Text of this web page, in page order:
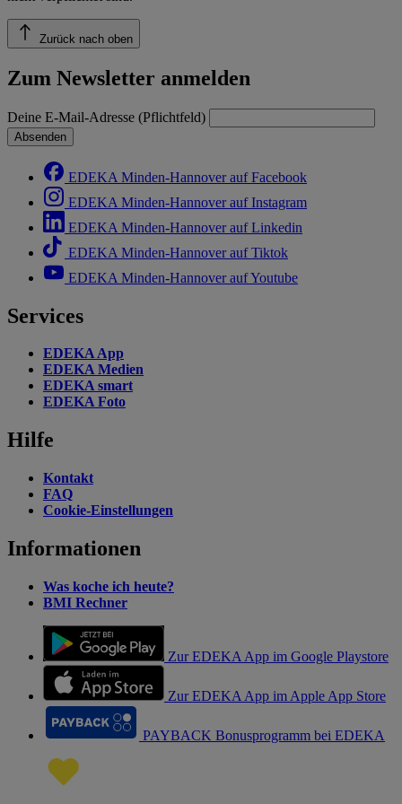
Zurück nach oben
Zum Newsletter anmelden
Deine E-Mail-Adresse (Pflichtfeld)
Absenden
EDEKA Minden-Hannover auf Facebook
EDEKA Minden-Hannover auf Instagram
EDEKA Minden-Hannover auf Linkedin
EDEKA Minden-Hannover auf Tiktok
EDEKA Minden-Hannover auf Youtube
Services
EDEKA App
EDEKA Medien
EDEKA smart
EDEKA Foto
Hilfe
Kontakt
FAQ
Cookie-Einstellungen
Informationen
Was koche ich heute?
BMI Rechner
Zur EDEKA App im Google Playstore
Zur EDEKA App im Apple App Store
PAYBACK Bonusprogramm bei EDEKA